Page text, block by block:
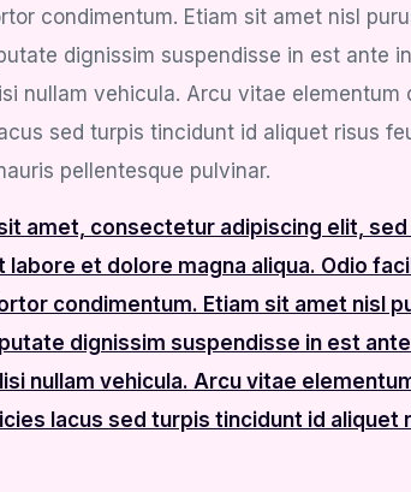
condimentum. Etiam sit amet nisl
dignissim suspendisse in est ante
nullam vehicula. Arcu vitae elementum
sed turpis tincidunt id aliquet risus
pellentesque pulvinar.
amet, consectetur adipiscing elit,
et dolore magna aliqua. Odio
condimentum. Etiam sit amet nisl
dignissim suspendisse in est
nullam vehicula. Arcu vitae
lacus sed turpis tincidunt id aliquet